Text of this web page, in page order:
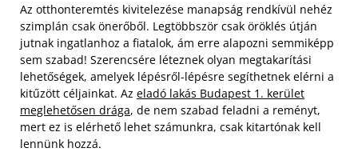
Az otthonteremtés kivitelezése manapság rendkívül nehéz
szimplán csak önerőből. Legtöbbször csak öröklés útján
jutnak ingatlanhoz a fiatalok, ám erre alapozni semmiképp
sem szabad! Szerencsére léteznek olyan megtakarítási
lehetőségek, amelyek lépésről-lépésre segíthetnek elérni a
kitűzött céljainkat. Az eladó lakás Budapest 1. kerület
meglehetősen drága, de nem szabad feladni a reményt,
mert ez is elérhető lehet számunkra, csak kitartónak kell
lennünk hozzá.